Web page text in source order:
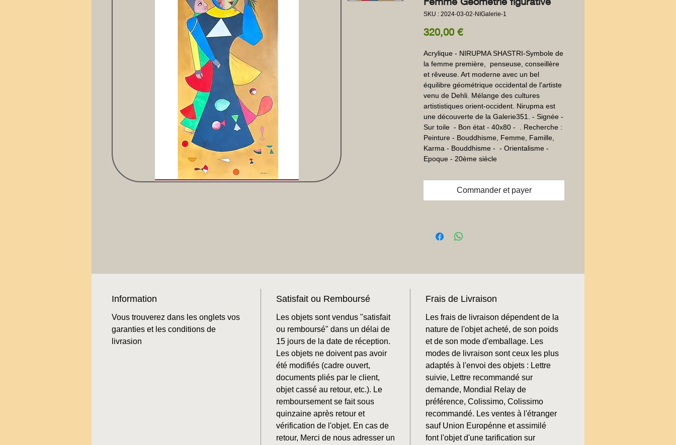
SKU : 2024-03-02-NIGalerie-1
320,00 €Prix
Acrylique - NIRUPMA SHASTRI-Symbole de
la femme première,  penseuse, conseillère
et rêveuse. Art moderne avec un bel
équilibre géométrique occidental de l'artiste
venu de Dehli. Mélange des cultures
artististiques orient-occident. Nirupma est
une découverte de la Galerie351. - Signée -
Sur toile  - Bon état - 40x80 -  . Recherche :
Peinture - Bouddhisme, Femme, Famille,
Karma - Bouddhisme -  - Orientalisme -
Epoque - 20ème siècle
Commander et payer
Information
Vous trouverez dans les onglets vos
garanties et les conditions de
livrasion
Satisfait ou Remboursé
Les objets sont vendus "satisfait
ou remboursé" dans un délai de
15 jours de la date de réception.
Les objets ne doivent pas avoir
été modifiés (cadre ouvert,
documents pliés par le client,
objet cassé au retour, etc.). Le
remboursement se fait sous
quinzaine après retour et
vérification de l'objet. En cas de
retour, Merci de nous adresser un
Frais de Livraison
Les frais de livraison dépendent de la
nature de l'objet acheté, de son poids
et de son mode d'emballage. Les
modes de livraison sont ceux les plus
adaptés à l'envoi des objets : Lettre
suivie, Lettre recommandé sur
demande, Mondial Relay de
préférence, Colissimo, Colissimo
recommandé. Les ventes à l'étranger
sauf Union Europénne et assimilé
font l'objet d'une tarification sur